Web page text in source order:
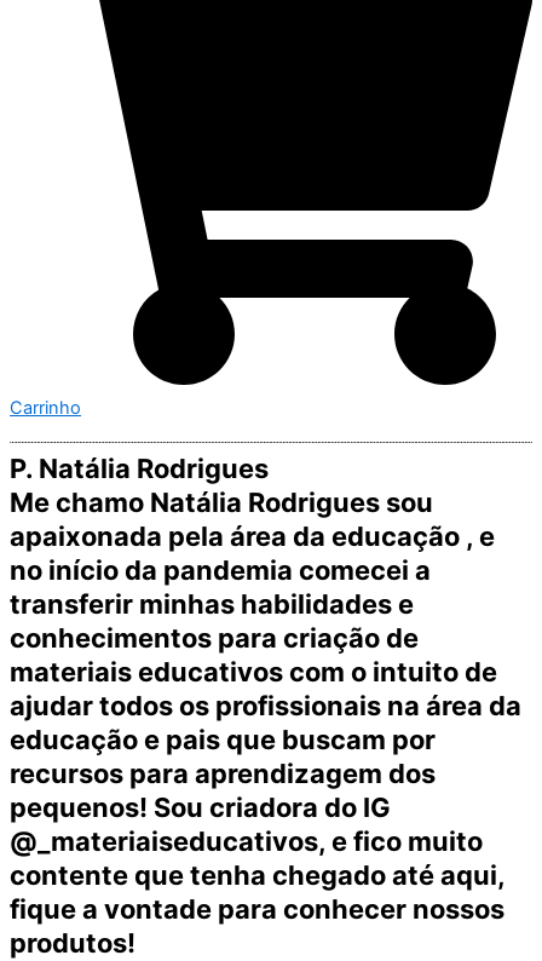
Carrinho
P. Natália Rodrigues
Me chamo Natália Rodrigues sou
apaixonada pela área da educação , e
no início da pandemia comecei a
transferir minhas habilidades e
conhecimentos para criação de
materiais educativos com o intuito de
ajudar todos os profissionais na área da
educação e pais que buscam por
recursos para aprendizagem dos
pequenos! Sou criadora do IG
@_materiaiseducativos, e fico muito
contente que tenha chegado até aqui,
fique a vontade para conhecer nossos
produtos!